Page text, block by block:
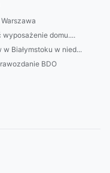
wyposażenie domu....
Białymstoku w nied...
BDO